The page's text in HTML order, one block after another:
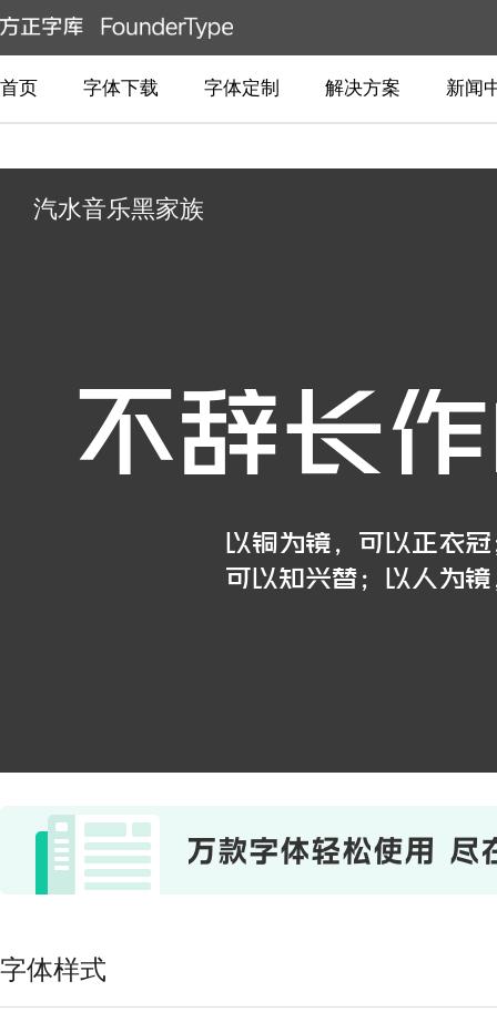
首页 字体下载 字体定制 解决方案 新闻
汽水音乐黑家族
不辞长
以铜为镜，可以正衣
可以知兴替；以人为
字体样式